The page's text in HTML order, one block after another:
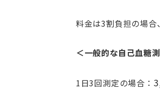
料金は3割負担の場合
＜一般的な自己血糖
1日3回測定の場合：